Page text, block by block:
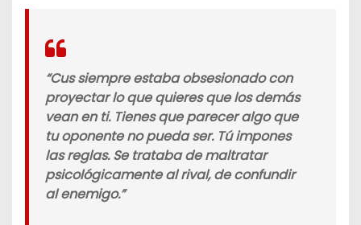
“Cus siempre estaba obsesionado con
proyectar lo que quieres que los demás
vean en ti. Tienes que parecer algo que
tu oponente no pueda ser. Tú impones
las reglas. Se trataba de maltratar
psicológicamente al rival, de confundir
al enemigo.”